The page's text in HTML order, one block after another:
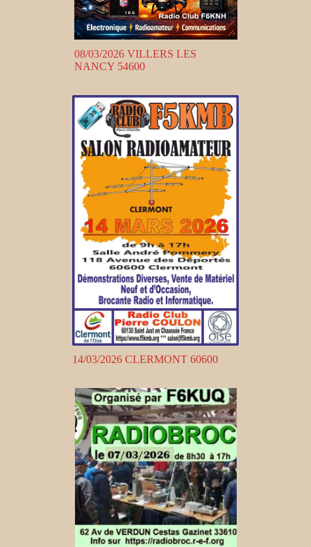
08/03/2026 VILLERS LES
NANCY 54600
14/03/2026 CLERMONT 60600